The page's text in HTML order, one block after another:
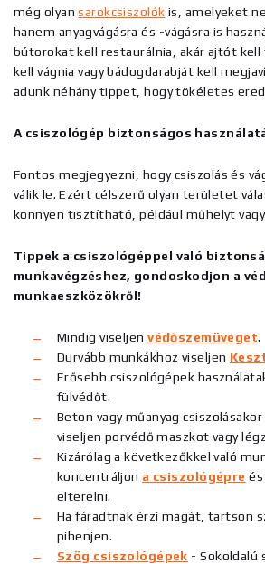
még olyansarokcsiszolók is, amelyeket
hanem anyagvágásra és -vágásra is
bútorokat kell restaurálnia, akár ajtót
kell vágnia vagy bádogdarabját kell
adunk néhány tippet, hogy tökéletes
A csiszológép biztonságos
Fontos megjegyezni, hogy csiszolás és
válik le. Ezért célszerű olyan területet
könnyen tisztítható, például műhelyt
Tippek a csiszológéppel való
munkavégzéshez, gondoskodjon a
munkaeszközökről!
Mindig viseljen védőszemüveget.
Durvább munkákhoz viseljen
Erősebb csiszológépek
fülvédőt.
Beton vagy műanyag csiszolásakor
viseljen porvédő maszkot vagy
Kizárólag a következőkkel való
koncentráljon a csiszológépre
elterelni.
Ha fáradtnak érzi magát, tartson
pihenjen.
Szög csiszológépek - Sokoldalú